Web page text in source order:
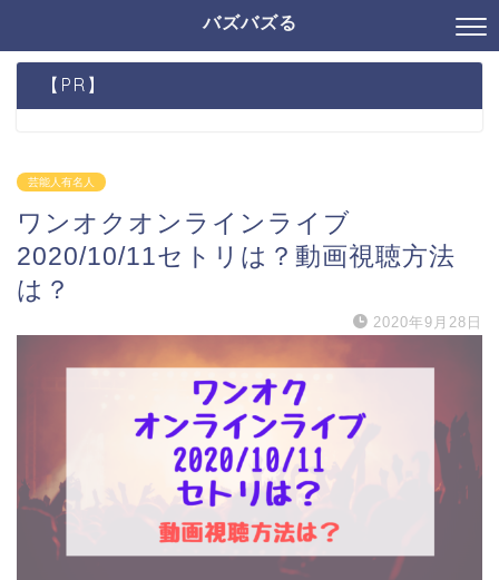
バズバズる
【PR】
芸能人有名人
ワンオクオンラインライブ
2020/10/11セトリは？動画視聴方法
は？
2020年9月28日